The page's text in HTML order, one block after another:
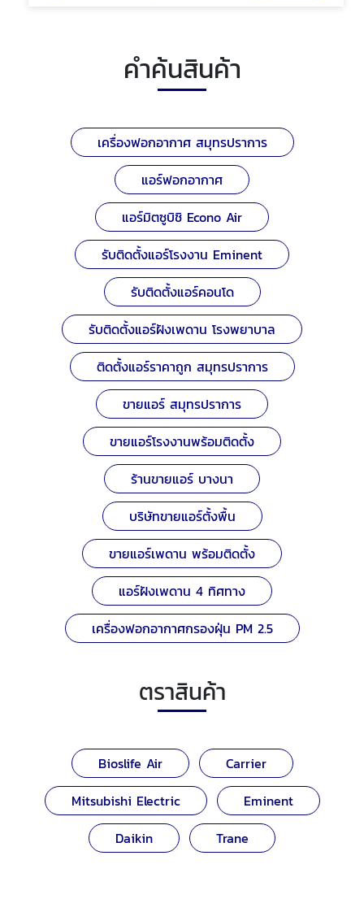
คำค้นสินค้า
เครื่องฟอกอากาศ สมุทรปราการ
แอร์ฟอกอากาศ
แอร์มิตซูบิชิ Econo Air
รับติดตั้งแอร์โรงงาน Eminent
รับติดตั้งแอร์คอนโด
รับติดตั้งแอร์ฝังเพดาน โรงพยาบาล
ติดตั้งแอร์ราคาถูก สมุทรปราการ
ขายแอร์ สมุทรปราการ
ขายแอร์โรงงานพร้อมติดตั้ง
ร้านขายแอร์ บางนา
บริษัทขายแอร์ตั้งพื้น
ขายแอร์เพดาน พร้อมติดตั้ง
แอร์ฝังเพดาน 4 ทิศทาง
เครื่องฟอกอากาศกรองฝุ่น PM 2.5
ตราสินค้า
Bioslife Air
Carrier
Mitsubishi Electric
Eminent
Daikin
Trane